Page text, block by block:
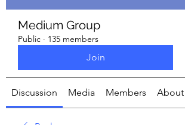
Medium Group
Public · 135 members
Join
Discussion Media Members About